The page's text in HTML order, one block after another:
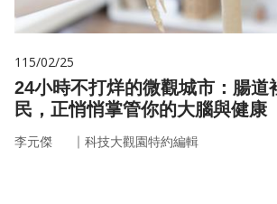
115/02/25
24小時不打烊的微觀城市：腸道
民，正悄悄掌管你的大腦與健康
李元傑 ｜ 科技大觀園特約編輯